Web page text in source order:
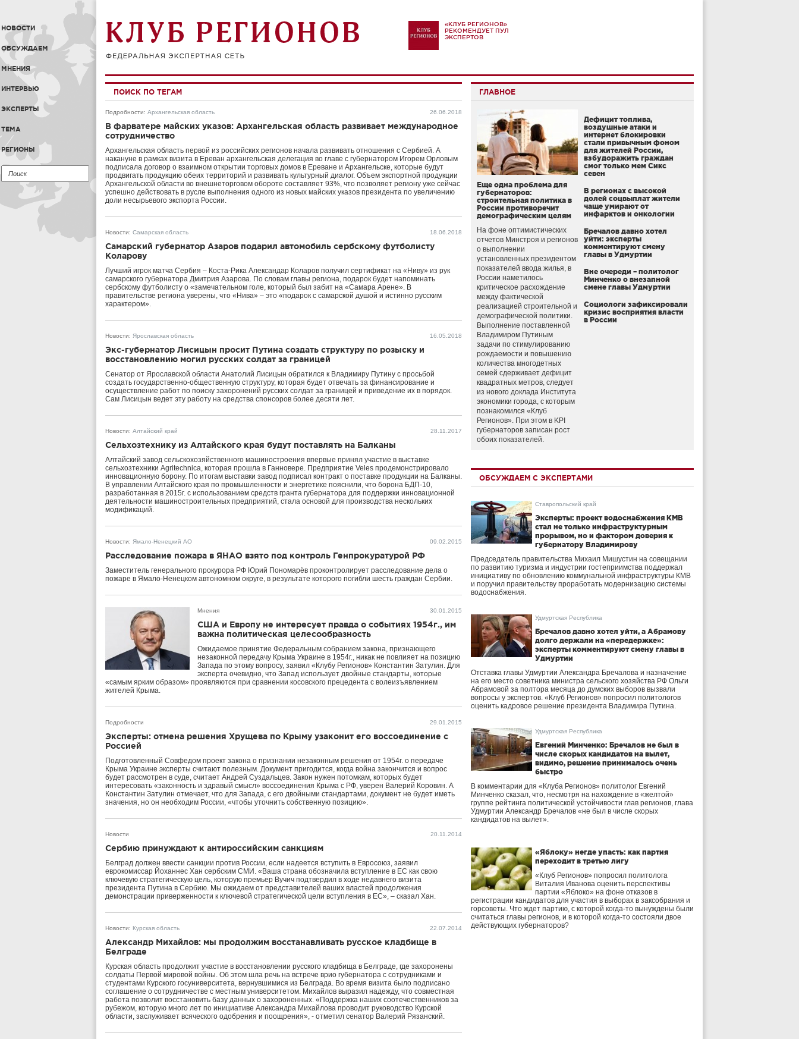
НОВОСТИ
ОБСУЖДАЕМ
МНЕНИЯ
ИНТЕРВЬЮ
ЭКСПЕРТЫ
ТЕМА
РЕГИОНЫ
«КЛУБ РЕГИОНОВ»
РЕКОМЕНДУЕТ ПУЛ
ЭКСПЕРТОВ
ПОИСК ПО ТЕГАМ
Подробности: Архангельская область 26.06.2018
В фарватере майских указов: Архангельская область развивает международное
сотрудничество
Архангельская область первой из российских регионов начала развивать отношения с Сербией. А
накануне в рамках визита в Ереван архангельская делегация во главе с губернатором Игорем Орловым
подписала договор о взаимном открытии торговых домов в Ереване и Архангельске, которые будут
продвигать продукцию обеих территорий и развивать культурный диалог. Объем экспортной продукции
Архангельской области во внешнеторговом обороте составляет 93%, что позволяет региону уже сейчас
успешно действовать в русле выполнения одного из новых майских указов президента по увеличению
доли несырьевого экспорта России.
Новости: Самарская область 18.06.2018
Самарский губернатор Азаров подарил автомобиль сербскому футболисту
Коларову
Лучший игрок матча Сербия – Коста-Рика Александар Коларов получил сертификат на «Ниву» из рук
самарского губернатора Дмитрия Азарова. По словам главы региона, подарок будет напоминать
сербскому футболисту о «замечательном голе, который был забит на «Самара Арене». В
правительстве региона уверены, что «Нива» – это «подарок с самарской душой и истинно русским
характером».
Новости: Ярославская область 16.05.2018
Экс-губернатор Лисицын просит Путина создать структуру по розыску и
восстановлению могил русских солдат за границей
Сенатор от Ярославской области Анатолий Лисицын обратился к Владимиру Путину с просьбой
создать государственно-общественную структуру, которая будет отвечать за финансирование и
осуществление работ по поиску захоронений русских солдат за границей и приведение их в порядок.
Сам Лисицын ведет эту работу на средства спонсоров более десяти лет.
Новости: Алтайский край 28.11.2017
Сельхозтехнику из Алтайского края будут поставлять на Балканы
Алтайский завод сельскохозяйственного машиностроения впервые принял участие в выставке
сельхозтехники Agritechnica, которая прошла в Ганновере. Предприятие Veles продемонстрировало
инновационную борону. По итогам выставки завод подписал контракт о поставке продукции на Балканы.
В управлении Алтайского края по промышленности и энергетике пояснили, что борона БДП-10,
разработанная в 2015г. с использованием средств гранта губернатора для поддержки инновационной
деятельности машиностроительных предприятий, стала основой для производства нескольких
модификаций.
Новости: Ямало-Ненецкий АО 09.02.2015
Расследование пожара в ЯНАО взято под контроль Генпрокуратурой РФ
Заместитель генерального прокурора РФ Юрий Пономарёв проконтролирует расследование дела о
пожаре в Ямало-Ненецком автономном округе, в результате которого погибли шесть граждан Сербии.
Мнения 30.01.2015
США и Европу не интересует правда о событиях 1954г., им
важна политическая целесообразность
Ожидаемое принятие Федеральным собранием закона, признающего
незаконной передачу Крыма Украине в 1954г., никак не повлияет на позицию
Запада по этому вопросу, заявил «Клубу Регионов» Константин Затулин. Для
эксперта очевидно, что Запад использует двойные стандарты, которые
«самым ярким образом» проявляются при сравнении косовского прецедента с волеизъявлением
жителей Крыма.
Подробности 29.01.2015
Эксперты: отмена решения Хрущева по Крыму узаконит его воссоединение с
Россией
Подготовленный Совфедом проект закона о признании незаконным решения от 1954г. о передаче
Крыма Украине эксперты считают полезным. Документ пригодится, когда война закончится и вопрос
будет рассмотрен в суде, считает Андрей Суздальцев. Закон нужен потомкам, которых будет
интересовать «законность и здравый смысл» воссоединения Крыма с РФ, уверен Валерий Коровин. А
Константин Затулин отмечает, что для Запада, с его двойными стандартами, документ не будет иметь
значения, но он необходим России, «чтобы уточнить собственную позицию».
Новости 20.11.2014
Сербию принуждают к антироссийским санкциям
Белград должен ввести санкции против России, если надеется вступить в Евросоюз, заявил
еврокомиссар Йоханнес Хан сербским СМИ. «Ваша страна обозначила вступление в ЕС как свою
ключевую стратегическую цель, которую премьер Вучич подтвердил в ходе недавнего визита
президента Путина в Сербию. Мы ожидаем от представителей ваших властей продолжения
демонстрации приверженности к ключевой стратегической цели вступления в ЕС», – сказал Хан.
Новости: Курская область 22.07.2014
Александр Михайлов: мы продолжим восстанавливать русское кладбище в
Белграде
Курская область продолжит участие в восстановлении русского кладбища в Белграде, где захоронены
солдаты Первой мировой войны. Об этом шла речь на встрече врио губернатора с сотрудниками и
студентами Курского госуниверситета, вернувшимися из Белграда. Во время визита было подписано
соглашение о сотрудничестве с местным университетом. Михайлов выразил надежду, что совместная
работа позволит восстановить базу данных о захороненных. «Поддержка наших соотечественников за
рубежом, которую много лет по инициативе Александра Михайлова проводит руководство Курской
области, заслуживает всяческого одобрения и поощрения», - отметил сенатор Валерий Рязанский.
ГЛАВНОЕ
Еще одна проблема для
губернаторов:
строительная политика в
России противоречит
демографическим целям
На фоне оптимистических
отчетов Минстроя и регионов
о выполнении
установленных президентом
показателей ввода жилья, в
России наметилось
критическое расхождение
между фактической
реализацией строительной и
демографической политики.
Выполнение поставленной
Владимиром Путиным
задачи по стимулированию
рождаемости и повышению
количества многодетных
семей сдерживает дефицит
квадратных метров, следует
из нового доклада Института
экономики города, с которым
познакомился «Клуб
Регионов». При этом в KPI
губернаторов записан рост
обоих показателей.
Дефицит топлива,
воздушные атаки и
интернет блокировки
стали привычным фоном
для жителей России,
взбудоражить граждан
смог только мем Сикс
севен
В регионах с высокой
долей соцвыплат жители
чаще умирают от
инфарктов и онкологии
Бречалов давно хотел
уйти: эксперты
комментируют смену
главы в Удмуртии
Вне очереди – политолог
Минченко о внезапной
смене главы Удмуртии
Социологи зафиксировали
кризис восприятия власти
в России
ОБСУЖДАЕМ С ЭКСПЕРТАМИ
Ставропольский край
Эксперты: проект водоснабжения КМВ
стал не только инфраструктурным
прорывом, но и фактором доверия к
губернатору Владимирову
Председатель правительства Михаил Мишустин на совещании
по развитию туризма и индустрии гостеприимства поддержал
инициативу по обновлению коммунальной инфраструктуры КМВ
и поручил правительству проработать модернизацию системы
водоснабжения.
Удмуртская Республика
Бречалов давно хотел уйти, а Абрамову
долго держали на «передержке»:
эксперты комментируют смену главы в
Удмуртии
Отставка главы Удмуртии Александра Бречалова и назначение
на его место советника министра сельского хозяйства РФ Ольги
Абрамовой за полтора месяца до думских выборов вызвали
вопросы у экспертов. «Клуб Регионов» попросил политологов
оценить кадровое решение президента Владимира Путина.
Удмуртская Республика
Евгений Минченко: Бречалов не был в
числе скорых кандидатов на вылет,
видимо, решение принималось очень
быстро
В комментарии для «Клуба Регионов» политолог Евгений
Минченко сказал, что, несмотря на нахождение в «желтой»
группе рейтинга политической устойчивости глав регионов, глава
Удмуртии Александр Бречалов «не был в числе скорых
кандидатов на вылет».
«Яблоку» негде упасть: как партия
переходит в третью лигу
«Клуб Регионов» попросил политолога
Виталия Иванова оценить перспективы
партии «Яблоко» на фоне отказов в
регистрации кандидатов для участия в выборах в заксобрания и
горсоветы. Что ждет партию, с которой когда-то вынуждены были
считаться главы регионов, и в которой когда-то состояли двое
действующих губернаторов?